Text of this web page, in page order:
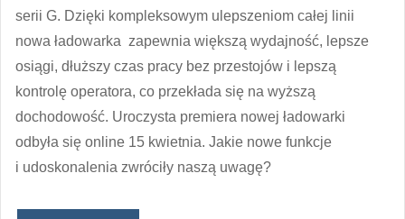
serii G. Dzięki kompleksowym ulepszeniom całej linii
nowa ładowarka zapewnia większą wydajność, lepsze
osiągi, dłuższy czas pracy bez przestojów i lepszą
kontrolę operatora, co przekłada się na wyższą
dochodowość. Uroczysta premiera nowej ładowarki
odbyła się online 15 kwietnia. Jakie nowe funkcje
i udoskonalenia zwróciły naszą uwagę?